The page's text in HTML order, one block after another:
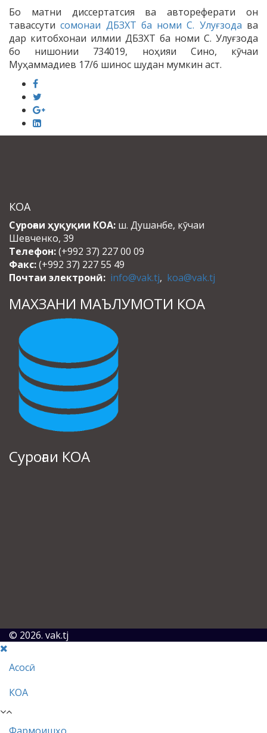
Бо матни диссертатсия ва автореферати он
тавассутисомонаи ДБЗХТ ба номи С. Улуғзода ва
дар китобхонаи илмии ДБЗХТ ба номи С. Улуғзода
бо нишонии 734019, ноҳияи Сино, кӯчаи
Муҳаммадиев 17/6 шинос шудан мумкин аст.
КОА
Суроғаи ҳуқуқии КОА: ш. Душанбе, кӯчаи
Шевченко, 39
Телефон:(+992 37) 227 00 09
Факс:(+992 37) 227 55 49
Почтаи электронӣ: info@vak.tj, koa@vak.tj
МАХЗАНИ МАЪЛУМОТИ КОА
Суроғаи КОА
© 2026. vak.tj
Асосӣ
КОА